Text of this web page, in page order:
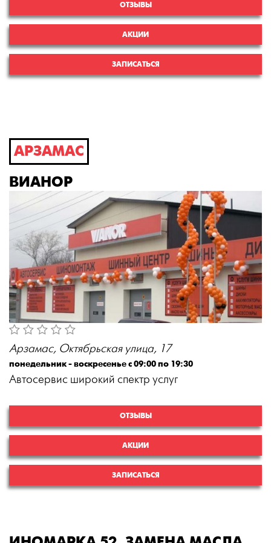
ОТЗЫВЫ
АКЦИИ
ЗАПИСАТЬСЯ
АРЗАМАС
ВИАНОР
Арзамас, Октябрьская улица, 17
понедельник - воскресенье с 09:00 по 19:30
Автосервис широкий спектр услуг
ОТЗЫВЫ
АКЦИИ
ЗАПИСАТЬСЯ